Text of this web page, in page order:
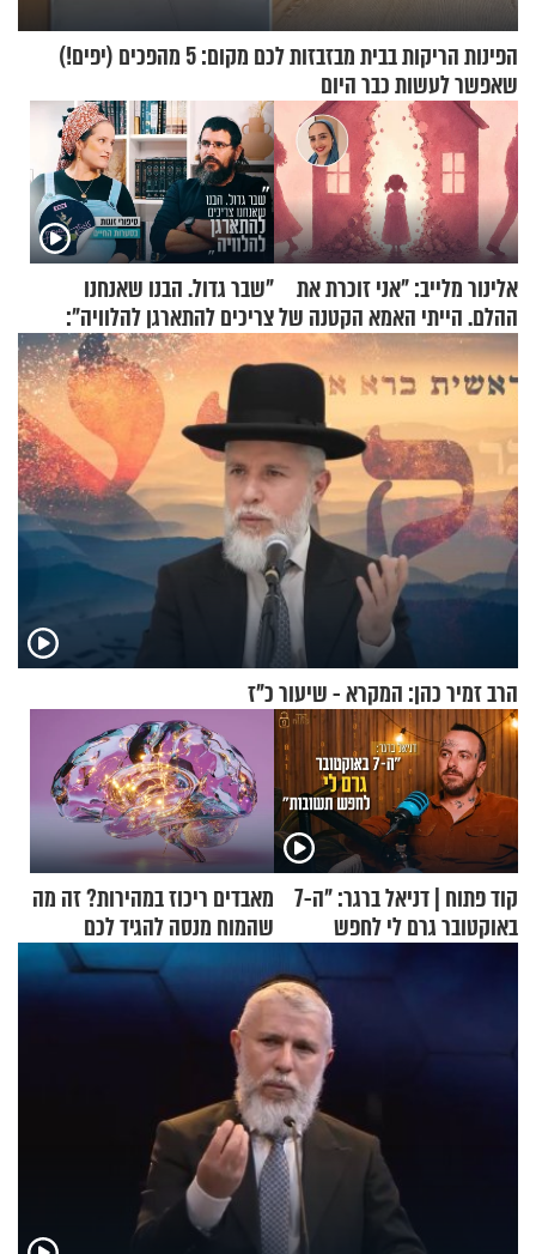
הפינות הריקות בבית מבזבזות לכם מקום: 5 מהפכים (יפים!)
שאפשר לעשות כבר היום
אלינור מלייב: "אני זוכרת את
ההלם. הייתי האמא הקטנה של
הבית"
"שבר גדול. הבנו שאנחנו
צריכים להתארגן להלוויה":
זוגיות במבחן, הפעם עם מרים
וגד דנינו
הרב זמיר כהן: המקרא - שיעור כ"ז
קוד פתוח | דניאל ברגר: "ה-7
באוקטובר גרם לי לחפש
מאבדים ריכוז במהירות? זה מה
שהמוח מנסה להגיד לכם